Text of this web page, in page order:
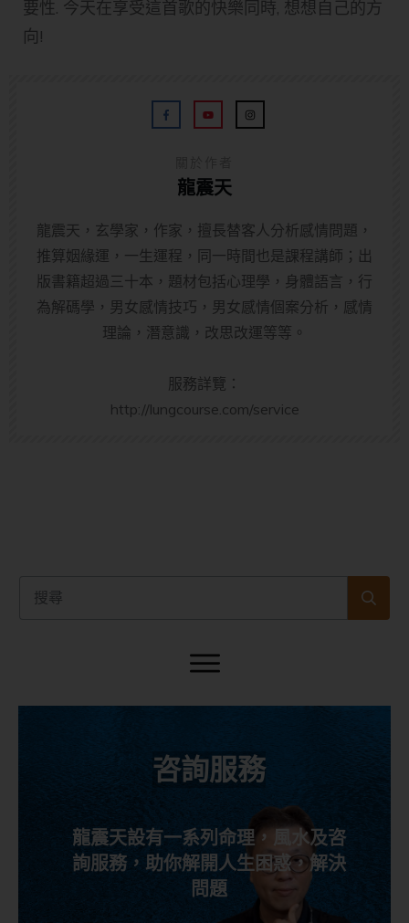
要性. 今天在享受這首歌的快樂同時, 想想自己的方
向!
龍震天
龍震天，玄學家，作家，擅長替客人分析感情問題，
推算姻緣運，一生運程，同一時間也是課程講師；出
版書籍超過三十本，題材包括心理學，身體語言，行
為解碼學，男女感情技巧，男女感情個案分析，感情
理論，潛意識，改思改運等等。
服務詳覽：
http://lungcourse.com/service
咨詢服務
龍震天設有一系列命理，風水及咨
詢服務，助你解開人生困惑，解決
問題